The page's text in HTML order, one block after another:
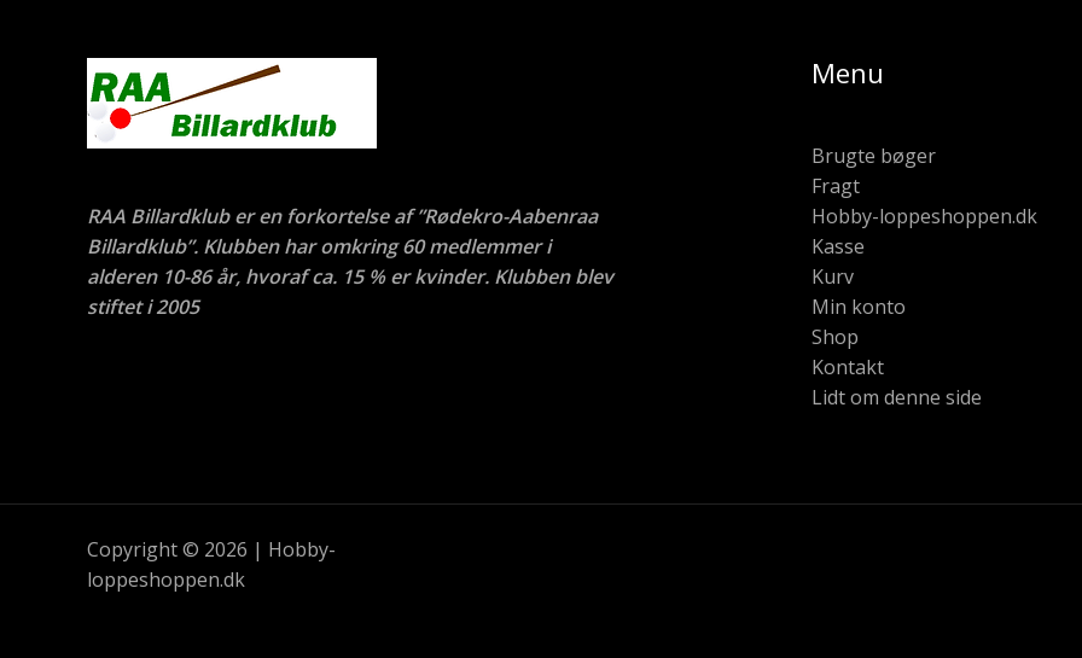
RAA Billardklub er en forkortelse af ”Rødekro-Aabenraa
Billardklub”. Klubben har omkring 60 medlemmer i
alderen 10-86 år, hvoraf ca. 15 % er kvinder. Klubben blev
stiftet i 2005
Menu
Brugte bøger
Fragt
Hobby-loppeshoppen.dk
Kasse
Kurv
Min konto
Shop
Kontakt
Lidt om denne side
Copyright © 2026 | Hobby-
loppeshoppen.dk